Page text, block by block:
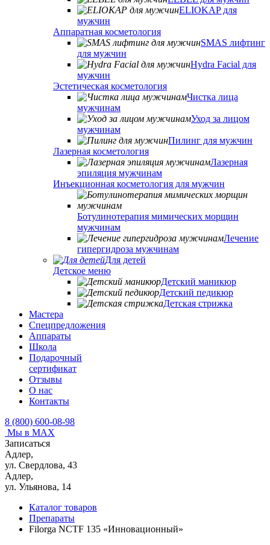
ELIOKAP для
мужчин
Аппаратная косметология
SMAS лифтинг
для мужчин
Hydra Facial для
мужчин
Эстетическая косметология
Чистка лица
мужчинам
Уход за лицом
мужчинам
Пилинг для мужчин
Лазерная косметология
Лазерная
эпиляция мужчинам
Инъекционная косметология для мужчин
Ботулинотерапия мимических морщин
мужчинам
Лечение
гипергидроза мужчинам
Для детей
Детское меню
Детский маникюр
Детский педикюр
Детская стрижка
Мастера
Спецпредложения
Аппараты
Школа
Подарочный
сертификат
Отзывы
О нас
Контакты
8 (800) 600-08-98
Мы в MAX
Записаться
Адлер,
ул. Свердлова, 43
Адлер,
ул. Ульянова, 14
Каталог товаров
Препараты
Filorga NCTF 135 «Инновационный»